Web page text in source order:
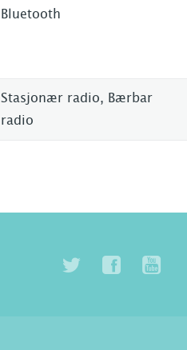
Bluetooth
Stasjonær radio, Bærbar
radio